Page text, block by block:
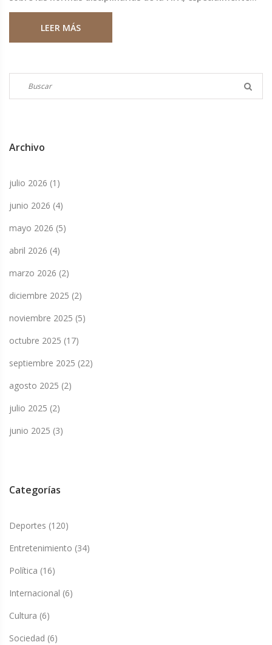
porque esta prohibición parece ser una maniobra para
distraer de los problemas de la selección nacional.
LEER MÁS
Archivo
julio 2026 (1)
junio 2026 (4)
mayo 2026 (5)
abril 2026 (4)
marzo 2026 (2)
diciembre 2025 (2)
noviembre 2025 (5)
octubre 2025 (17)
septiembre 2025 (22)
agosto 2025 (2)
julio 2025 (2)
junio 2025 (3)
Categorías
Deportes (120)
Entretenimiento (34)
Política (16)
Internacional (6)
Cultura (6)
Sociedad (6)